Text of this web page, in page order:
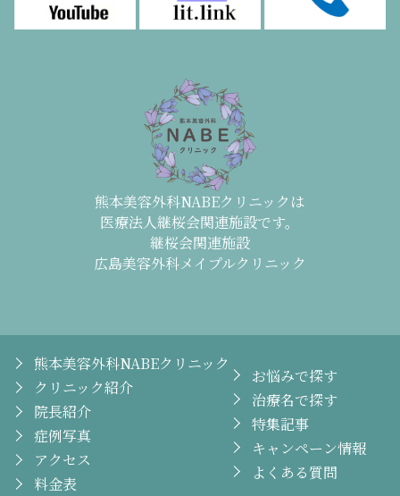
熊本美容外科NABEクリニックは
医療法人継桜会関連施設です。
継桜会関連施設
広島美容外科メイプルクリニック
熊本美容外科NABEクリニック
クリニック紹介
院長紹介
症例写真
アクセス
料金表
お悩みで探す
治療名で探す
特集記事
キャンペーン情報
よくある質問